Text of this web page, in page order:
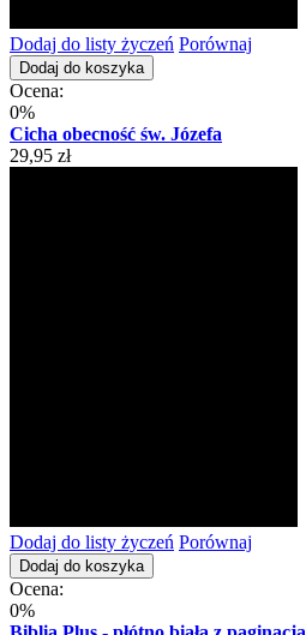
Dodaj do listy życzeń Porównaj
Dodaj do koszyka
Ocena:
0%
Cicha obecność św. Józefa
29,95 zł
Dodaj do listy życzeń Porównaj
Dodaj do koszyka
Ocena:
0%